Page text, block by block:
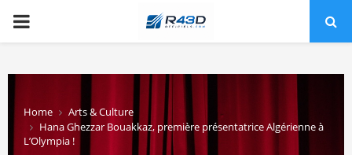
PRIMARY
Home
Arts & Culture
Hana Ghezzar Bouakkaz, première présentatrice Algérienne à
L’Olympia !